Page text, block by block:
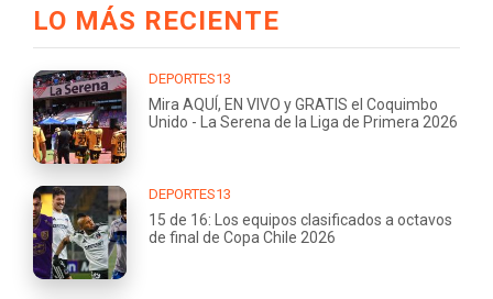
LO MÁS RECIENTE
DEPORTES13
Mira AQUÍ, EN VIVO y GRATIS el Coquimbo
Unido - La Serena de la Liga de Primera 2026
DEPORTES13
15 de 16: Los equipos clasificados a octavos
de final de Copa Chile 2026